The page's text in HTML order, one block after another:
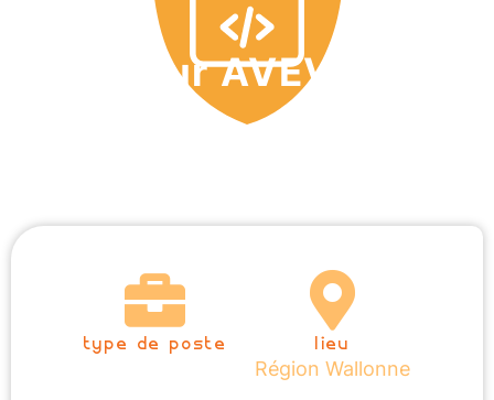
Ingénieur AVEVA
type de poste lieu
Région Wallonne